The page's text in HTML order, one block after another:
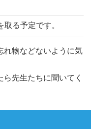
る予定です。
れ物などないように気
先生たちに聞いてく